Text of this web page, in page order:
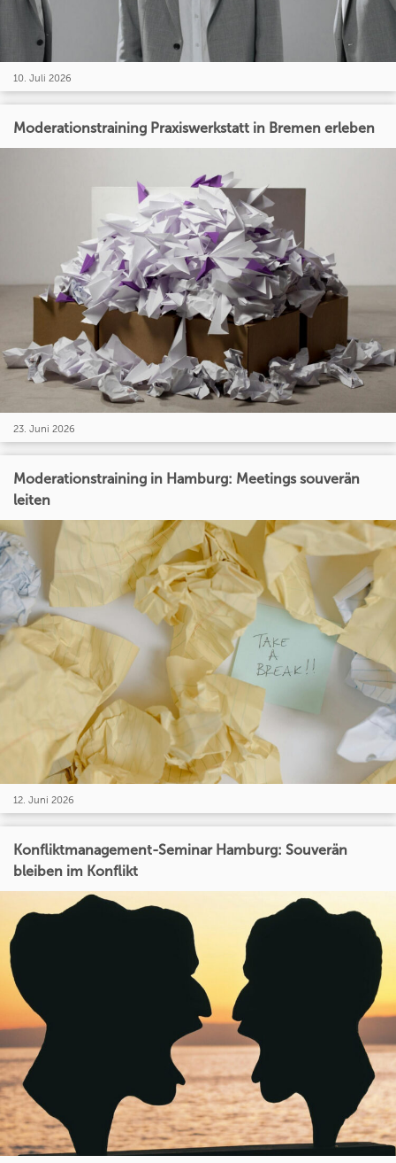
10. Juli 2026
Moderationstraining Praxiswerkstatt in Bremen erleben
23. Juni 2026
Moderationstraining in Hamburg: Meetings souverän
leiten
12. Juni 2026
Konfliktmanagement-Seminar Hamburg: Souverän
bleiben im Konflikt